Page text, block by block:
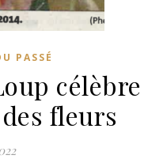
PASSÉ
célèbre
fleurs